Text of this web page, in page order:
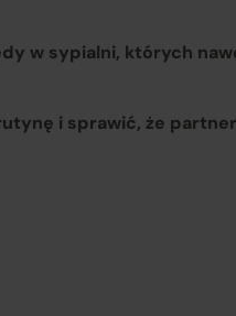
w sypialni, których
i sprawić, że